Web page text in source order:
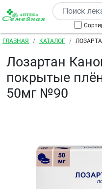
Перейти к основному
Строка
ГЛАВНАЯ КАТАЛОГ
Лозартан
покрытые
50мг №90